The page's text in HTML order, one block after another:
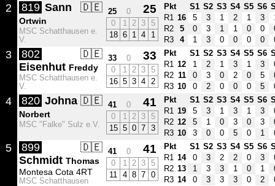
2 🇩🇪
819 Sann
Ortwin
MSC Schatthausen e.
V.
25 0 25
0 1 2 3
5
18
6 1 4 1
Pkt S1 S2 S3 S4 S5 S6
R1
16 5 3 1 2 1 3
R2
5 0 3 1 1 0 0
R3
4 1 3 0 0 0 0
3 🇩🇪
802
Eisenhut Freddy
MSC Schatthausen e.
V.
33 0 33
0 1 2 3
5
16
5 3 4 2
Pkt S1 S2 S3 S4 S5 S6
R1
12 1 2 1 3 1 3
R2 11 0 3 0 2 0 5
R3 10 0 2 0 0 0 5
4 🇩🇪
820 Johna
Norbert
MSC "Falke" Sulz e.V.
41 0 41
0 1 2 3
5
15
5 0 7 3
Pkt S1 S2 S3 S4 S5 S6
R1
19 5 3 1 3 1 3
R2 12 5 1 0 3 0 3
R3 10 3 0 0 5 0 1
5 🇩🇪
899
Schmidt Thomas
Montesa Cota 4RT
MSC Schatthausen
41 0 41
0 1 2 3
5
11
4 8 7 0
Pkt S1 S2 S3 S4 S5 S6
R1
14 0 3 2 2 0 3
R2 13 1 3 3 1 0 1
R3 14 0 3 3 3 0 2